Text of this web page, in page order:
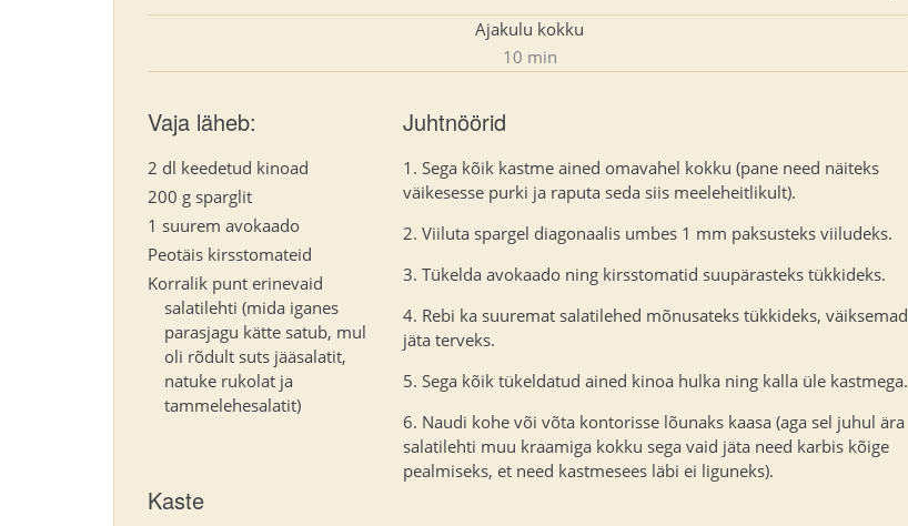
Ajakulu kokku
10 min
Vaja läheb:
2 dl keedetud kinoad
200 g sparglit
1 suurem avokaado
Peotäis kirsstomateid
Korralik punt erinevaid
salatilehti (mida iganes
parasjagu kätte satub, mul
oli rõdult suts jääsalatit,
natuke rukolat ja
tammelehesalatit)
Kaste
Juhtnöörid
Sega kõik kastme ained omavahel kokku (pane need näiteks
väikesesse purki ja raputa seda siis meeleheitlikult).
Viiluta spargel diagonaalis umbes 1 mm paksusteks viiludeks.
Tükelda avokaado ning kirsstomatid suupärasteks tükkideks.
Rebi ka suuremat salatilehed mõnusateks tükkideks, väiksemad
jäta terveks.
Sega kõik tükeldatud ained kinoa hulka ning kalla üle kastmega.
Naudi kohe või võta kontorisse lõunaks kaasa (aga sel juhul ära
salatilehti muu kraamiga kokku sega vaid jäta need karbis kõige
pealmiseks, et need kastmesees läbi ei liguneks).